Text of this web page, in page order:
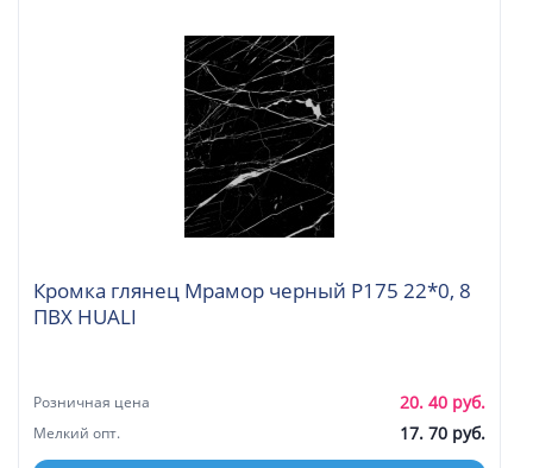
Кромка глянец Мрамор черный P175 22*0, 8
ПВХ HUALI
Розничная цена 20. 40 руб.
Мелкий опт. 17. 70 руб.